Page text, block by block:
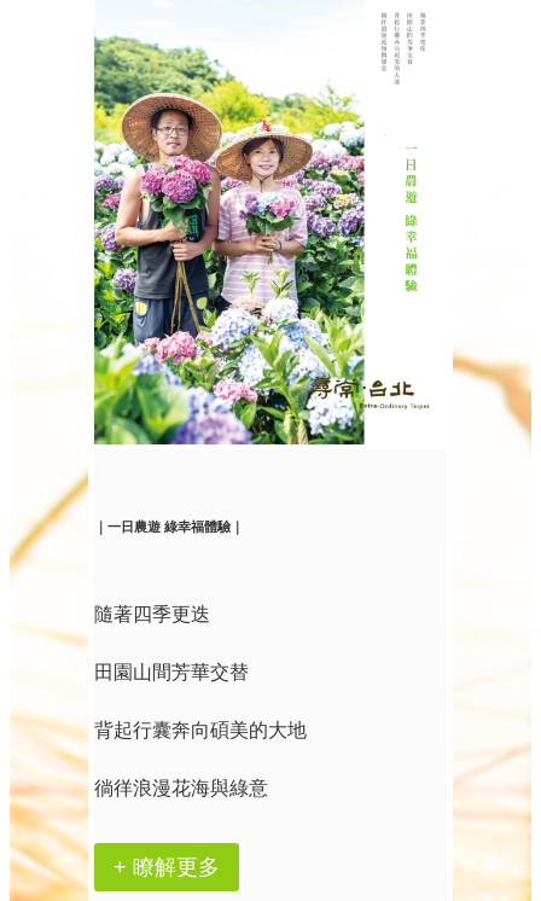
｜一日農遊 綠幸福體驗｜
隨著四季更迭
田園山間芳華交替
背起行囊奔向碩美的大地
徜徉浪漫花海與綠意